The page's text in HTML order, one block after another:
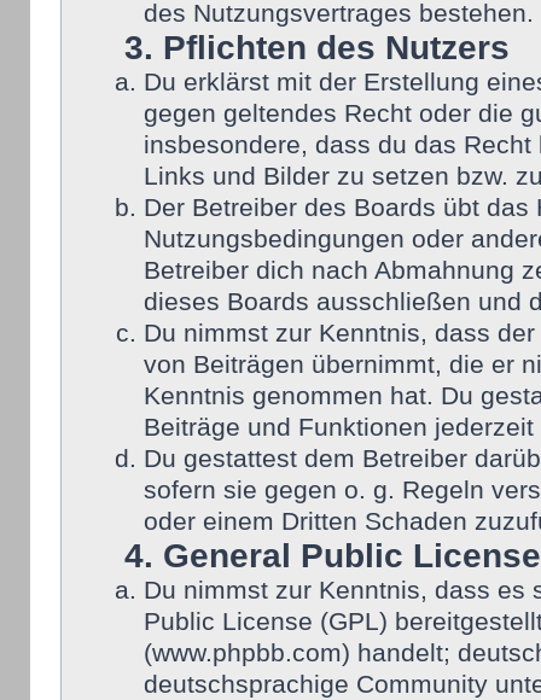
des Nutzungsvertrages bestehen.
3. Pflichten des Nutzers
Du erklärst mit der Erstellung
gegen geltendes Recht oder die
insbesondere, dass du das
Links und Bilder zu setzen bzw.
Der Betreiber des Boards übt
Nutzungsbedingungen oder
Betreiber dich nach Abmahnung
dieses Boards ausschließen und
Du nimmst zur Kenntnis, dass
von Beiträgen übernimmt, die er
Kenntnis genommen hat. Du
Beiträge und Funktionen
Du gestattest dem Betreiber
sofern sie gegen o. g. Regeln
oder einem Dritten Schaden
4. General Public License
Du nimmst zur Kenntnis, dass es
Public License (GPL)
(www.phpbb.com) handelt;
deutschsprachige Community